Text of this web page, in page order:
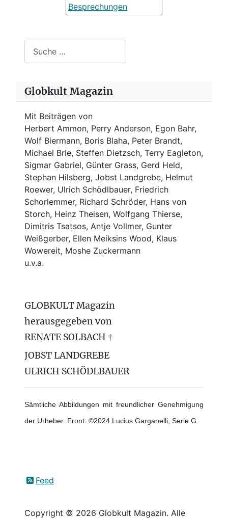
Besprechungen
Globkult Magazin
Mit Beiträgen von
Herbert Ammon, Perry Anderson, Egon Bahr,
Wolf Biermann, Boris Blaha, Peter Brandt,
Michael Brie, Steffen Dietzsch, Terry Eagleton,
Sigmar Gabriel, Günter Grass, Gerd Held,
Stephan Hilsberg, Jobst Landgrebe, Helmut
Roewer, Ulrich Schödlbauer, Friedrich
Schorlemmer, Richard Schröder, Hans von
Storch, Heinz Theisen, Wolfgang Thierse,
Dimitris Tsatsos, Antje Vollmer, Gunter
Weißgerber, Ellen Meiksins Wood, Klaus
Wowereit, Moshe Zuckermann
u.v.a.
GLOBKULT Magazin
herausgegeben von
RENATE SOLBACH †
JOBST LANDGREBE
ULRICH SCHÖDLBAUER
Sämtliche Abbildungen mit freundlicher Genehmigung
der Urheber. Front: ©2024 Lucius Garganelli, Serie G
Feed
Copyright © 2026 Globkult Magazin. Alle